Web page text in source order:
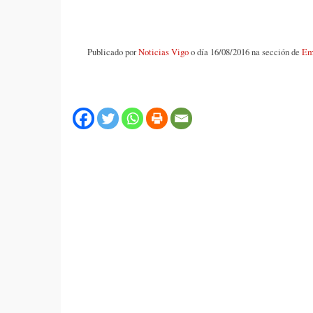
Publicado porNoticias Vigoo día 16/08/2016 na sección de